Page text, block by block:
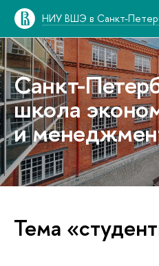
НИУ ВШЭ в Санкт-
Санкт-
школа
и
Тема